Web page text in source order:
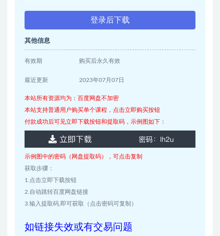
登录后下载
其他信息
有效期 购买后永久有效
最近更新 2023年07月07日
本站所有资源均为：百度网盘不加密
本站支持普通用户购买单个课程，点击立即购买按钮
付款成功后可见立即下载按钮和提取码，示例图如下：
示例图中的密码（网盘提取码），可点击复制
获取步骤：
1.点击立即下载按钮
2.自动跳转百度网盘链接
3.输入提取码,即可获取（点击密码可复制）
如链接失效或有交易问题